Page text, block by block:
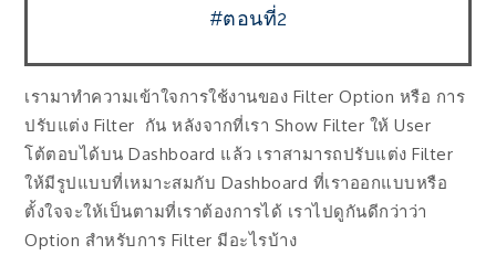
#ตอนที่2
เรามาทำความเข้าใจการใช้งานของ Filter Option หรือ การ
ปรับแต่ง Filter กัน หลังจากที่เรา Show Filter ให้ User
โต้ตอบได้บน Dashboard แล้ว เราสามารถปรับแต่ง Filter
ให้มีรูปแบบที่เหมาะสมกับ Dashboard ที่เราออกแบบหรือ
ตั้งใจจะให้เป็นตามที่เราต้องการได้ เราไปดูกันดีกว่าว่า
Option สำหรับการ Filter มีอะไรบ้าง